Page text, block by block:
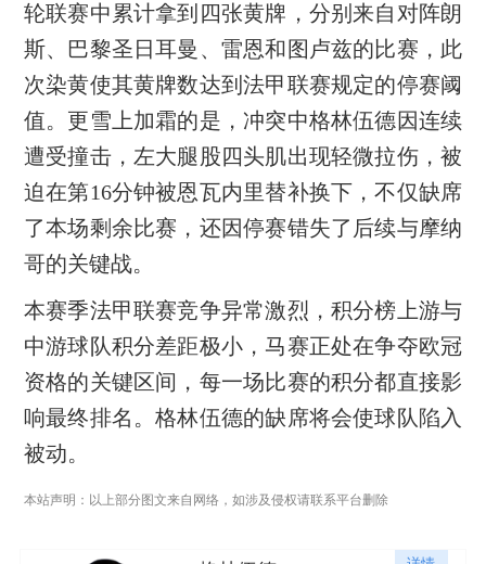
轮联赛中累计拿到四张黄牌，分别来自对阵朗
斯、巴黎圣日耳曼、雷恩和图卢兹的比赛，此
次染黄使其黄牌数达到法甲联赛规定的停赛阈
值。更雪上加霜的是，冲突中格林伍德因连续
遭受撞击，左大腿股四头肌出现轻微拉伤，被
迫在第16分钟被恩瓦内里替补换下，不仅缺席
了本场剩余比赛，还因停赛错失了后续与摩纳
哥的关键战。
本赛季法甲联赛竞争异常激烈，积分榜上游与
中游球队积分差距极小，马赛正处在争夺欧冠
资格的关键区间，每一场比赛的积分都直接影
响最终排名。格林伍德的缺席将会使球队陷入
被动。
本站声明：以上部分图文来自网络，如涉及侵权请联系平台删除